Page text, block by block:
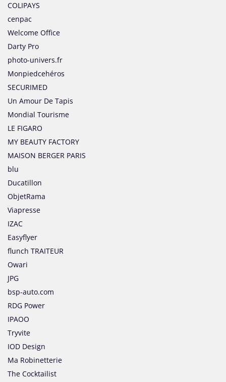
COLIPAYS
cenpac
Welcome Office
Darty Pro
photo-univers.fr
Monpiedcehéros
SECURIMED
Un Amour De Tapis
Mondial Tourisme
LE FIGARO
MY BEAUTY FACTORY
MAISON BERGER PARIS
blu
Ducatillon
ObjetRama
Viapresse
IZAC
Easyflyer
flunch TRAITEUR
Owari
JPG
bsp-auto.com
RDG Power
IPAOO
Tryvite
IOD Design
Ma Robinetterie
The Cocktailist